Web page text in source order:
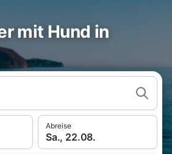
mit Hund in
Abreise
Sa., 22.08.